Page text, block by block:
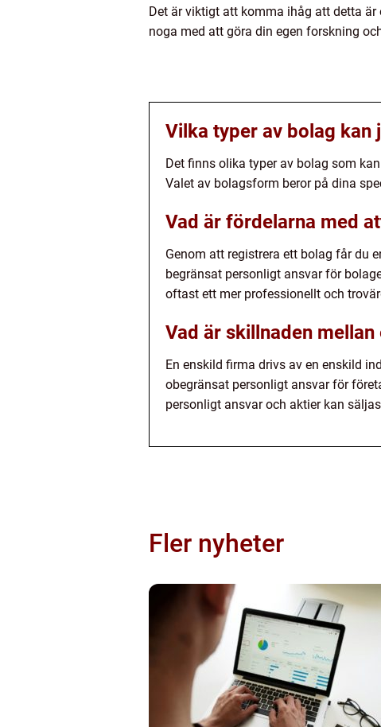
Det är viktigt att komma ihåg att detta
noga med att göra din egen forskning
Vilka typer av bolag kan
Det finns olika typer av bolag som
Valet av bolagsform beror på dina
Vad är fördelarna med
Genom att registrera ett bolag får du
begränsat personligt ansvar för
oftast ett mer professionellt och
Vad är skillnaden
En enskild firma drivs av en enskild
obegränsat personligt ansvar för
personligt ansvar och aktier kan
Fler nyheter